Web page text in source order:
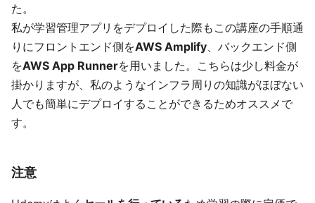
た。
私が学習管理アプリをデプロイした際もこの講座の手順通
りにフロントエンド側をAWS Amplify、バックエンド側
をAWS App Runnerを用いました。こちらは少し料金が
掛かりますが、私のようなインフラ周りの知識がほぼない
人でも簡単にデプロイすることができるためオススメで
す。
注意